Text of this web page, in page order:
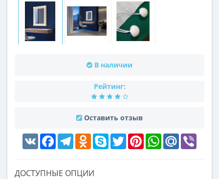
В наличии
Рейтинг:
Оставить отзыв
VK FacebookTelegramOdnoklassniki
Skype Twitter PinterestWhatsAppMail.Ru
ДОСТУПНЫЕ ОПЦИИ